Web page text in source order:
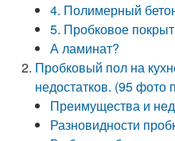
4. Полимерный
5. Пробковое
А ламинат?
Пробковый пол на
недостатков. (95 фото
Преимущества и
Разновидности